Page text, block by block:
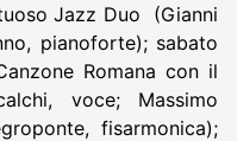
Jazz Duo (Gianni
pianoforte); sabato
Romana con il
voce; Massimo
fisarmonica);